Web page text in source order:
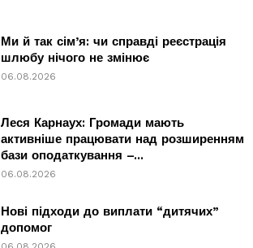
Ми й так сім’я: чи справді реєстрація
шлюбу нічого не змінює
06.08.2026
Леся Карнаух: Громади мають
активніше працювати над розширенням
бази оподаткування –...
06.08.2026
Нові підходи до виплати “дитячих”
допомог